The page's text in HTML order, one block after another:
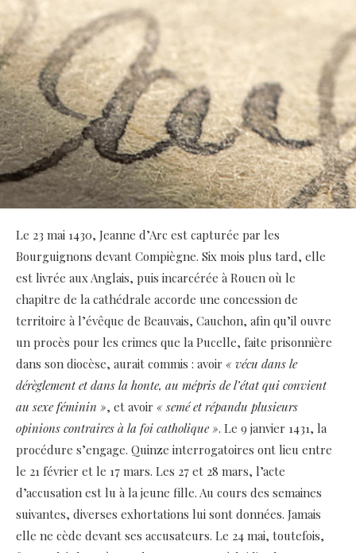
Le 23 mai 1430, Jeanne d’Arc est capturée par les
Bourguignons devant Compiègne. Six mois plus tard, elle
est livrée aux Anglais, puis incarcérée à Rouen où le
chapitre de la cathédrale accorde une concession de
territoire à l’évêque de Beauvais, Cauchon, afin qu’il ouvre
un procès pour les crimes que la Pucelle, faite prisonnière
dans son diocèse, aurait commis : avoir « vécu dans le
dérèglement et dans la honte, au mépris de l’état qui convient
au sexe féminin », et avoir « semé et répandu plusieurs
opinions contraires à la foi catholique ». Le 9 janvier 1431, la
procédure s’engage. Quinze interrogatoires ont lieu entre
le 21 février et le 17 mars. Les 27 et 28 mars, l’acte
d’accusation est lu à la jeune fille. Au cours des semaines
suivantes, diverses exhortations lui sont données. Jamais
elle ne cède devant ses accusateurs. Le 24 mai, toutefois,